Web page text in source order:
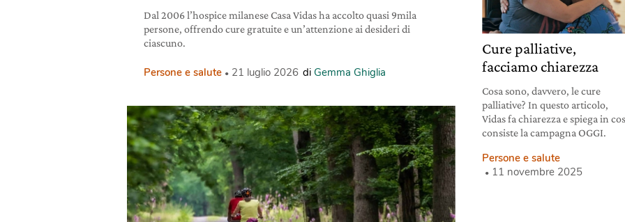
Dal 2006 l’hospice milanese Casa Vidas ha accolto quasi 9mila
persone, offrendo cure gratuite e un’attenzione ai desideri di
ciascuno.
Persone e salute 21 luglio 2026 di Gemma Ghiglia
Cure palliative,
facciamo chiarezza
Cosa sono, davvero, le cure
palliative? In questo articolo,
Vidas fa chiarezza e spiega in
consiste la campagna OGGI.
Persone e salute
11 novembre 2025